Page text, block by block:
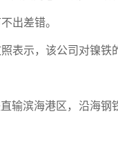
出差错。
表示，该公司对镍铁
输滨海港区，沿海钢